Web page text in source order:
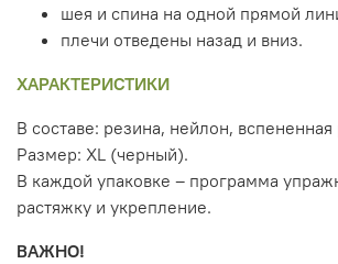
шея и спина на одной прямой
плечи отведены назад и вниз.
ХАРАКТЕРИСТИКИ
В составе: резина, нейлон, вспененная
Размер: XL (черный).
В каждой упаковке – программа
растяжку и укрепление.
ВАЖНО!